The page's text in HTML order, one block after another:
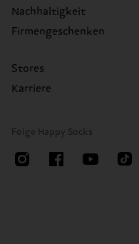
Nachhaltigkeit
Firmengeschenken
Stores
Karriere
Folge Happy Socks